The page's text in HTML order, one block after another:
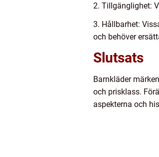
2. Tillgänglighet:
3. Hållbarhet:
och behöver
Slutsats
Barnkläder
och prisklass.
aspekterna och